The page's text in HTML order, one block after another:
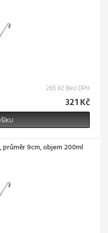
265 Kč Bez DPH
321 Kč
9cm, objem 200ml